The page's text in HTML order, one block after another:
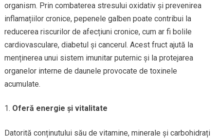
organism. Prin combaterea stresului oxidativ și prevenirea
inflamațiilor cronice, pepenele galben poate contribui la
reducerea riscurilor de afecțiuni cronice, cum ar fi bolile
cardiovasculare, diabetul și cancerul. Acest fruct ajută la
menținerea unui sistem imunitar puternic și la protejarea
organelor interne de daunele provocate de toxinele
acumulate.
Oferă energie și vitalitate
Datorită conținutului său de vitamine, minerale și carbohidrați